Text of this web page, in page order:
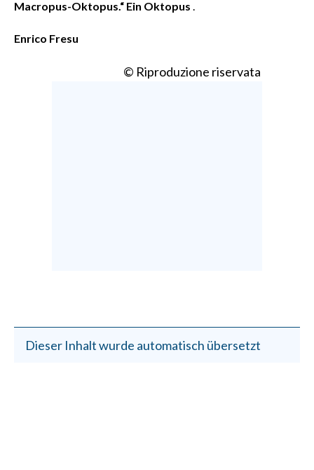
Macropus-Oktopus.“ Ein Oktopus .
Enrico Fresu
© Riproduzione riservata
Dieser Inhalt wurde automatisch übersetzt